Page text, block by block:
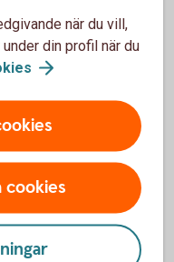
av staten och
pensionen:
och
när du vill,
din profil när du
cookies